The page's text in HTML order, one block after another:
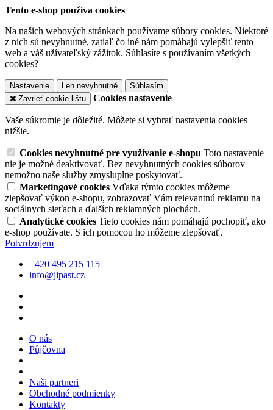
Tento e-shop používa cookies
Na našich webových stránkach používame súbory cookies. Niektoré
z nich sú nevyhnutné, zatiaľ čo iné nám pomáhajú vylepšiť tento
web a váš užívateľský zážitok. Súhlasíte s používaním všetkých
cookies?
Nastavenie Len nevyhnutné
Súhlasím
Zavrieť cookie lištu
Cookies nastavenie
Vaše súkromie je dôležité. Môžete si vybrať nastavenia cookies
nižšie.
Cookies nevyhnutné pre využívanie e-shopu Toto nastavenie
nie je možné deaktivovať. Bez nevyhnutných cookies súborov
nemožno naše služby zmysluplne poskytovať.
Marketingové cookies Vďaka týmto cookies môžeme
zlepšovať výkon e-shopu, zobrazovať Vám relevantnú reklamu na
sociálnych sieťach a ďalších reklamných plochách.
Analytické cookies Tieto cookies nám pomáhajú pochopiť, ako
e-shop používate. S ich pomocou ho môžeme zlepšovať.
Potvrdzujem
+420 495 215 115
info@jipast.cz
O nás
Půjčovna
Naši partneri
Obchodné podmienky
Kontakty